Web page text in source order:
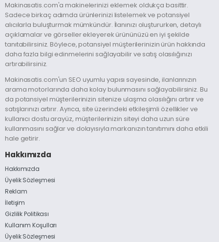
Makinasatis.com'a makinelerinizi eklemek oldukça basittir.
Sadece birkaç adımda ürünlerinizi listelemek ve potansiyel
alıcılarla buluşturmak mümkündür. İlanınızı oluştururken, detaylı
açıklamalar ve görseller ekleyerek ürününüzü en iyi şekilde
tanıtabilirsiniz. Böylece, potansiyel müşterilerinizin ürün hakkında
daha fazla bilgi edinmelerini sağlayabilir ve satış olasılığınızı
artırabilirsiniz.
Makinasatis.com'un SEO uyumlu yapısı sayesinde, ilanlarınızın
arama motorlarında daha kolay bulunmasını sağlayabilirsiniz. Bu
da potansiyel müşterilerinizin sitenize ulaşma olasılığını artırır ve
satışlarınızı artırır. Ayrıca, site üzerindeki etkileşimli özellikler ve
kullanıcı dostu arayüz, müşterilerinizin siteyi daha uzun süre
kullanmasını sağlar ve dolayısıyla markanızın tanıtımını daha etkili
hale getirir.
Hakkımızda
Hakkımızda
Üyelik Sözleşmesi
Reklam
İletişim
Gizlilik Politikası
Kullanım Koşulları
Üyelik Sözleşmesi